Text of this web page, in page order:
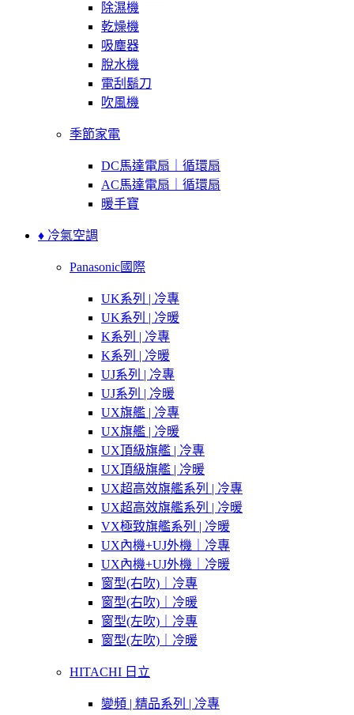
除濕機
乾燥機
吸塵器
脫水機
電刮鬍刀
吹風機
季節家電
DC馬達電扇｜循環扇
AC馬達電扇｜循環扇
暖手寶
♦ 冷氣空調
Panasonic國際
UK系列 | 冷專
UK系列 | 冷暖
K系列 | 冷專
K系列 | 冷暖
UJ系列 | 冷專
UJ系列 | 冷暖
UX旗艦 | 冷專
UX旗艦 | 冷暖
UX頂級旗艦 | 冷專
UX頂級旗艦 | 冷暖
UX超高效旗艦系列 | 冷專
UX超高效旗艦系列 | 冷暖
VX極致旗艦系列 | 冷暖
UX內機+UJ外機｜冷專
UX內機+UJ外機｜冷暖
窗型(右吹)｜冷專
窗型(右吹)｜冷暖
窗型(左吹)｜冷專
窗型(左吹)｜冷暖
HITACHI 日立
變頻 | 精品系列 | 冷專